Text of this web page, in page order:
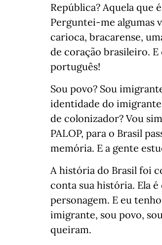
República? Aquela que
Perguntei-me algumas
carioca, bracarense,
de coração brasileiro.
português!
Sou povo? Sou
identidade do
de colonizador? Vou
PALOP, para o Brasil
memória. E a gente
A história do Brasil foi
conta sua história. Ela
personagem. E eu
imigrante, sou povo,
queiram.